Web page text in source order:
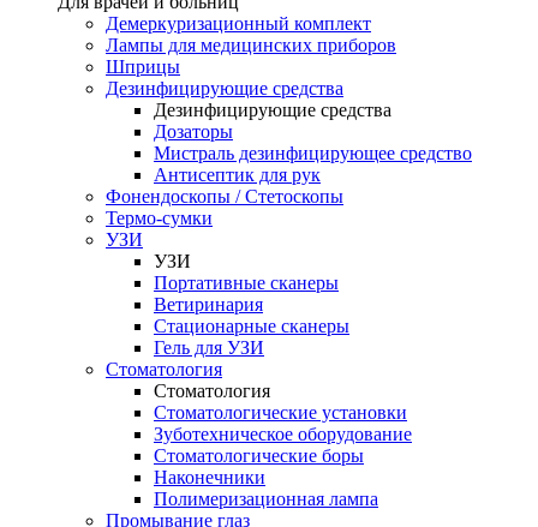
Демеркуризационный комплект
Лампы для медицинских приборов
Шприцы
Дезинфицирующие средства
Дезинфицирующие средства
Дозаторы
Мистраль дезинфицирующее средство
Антисептик для рук
Фонендоскопы / Стетоскопы
Термо-сумки
УЗИ
УЗИ
Портативные сканеры
Ветиринария
Стационарные сканеры
Гель для УЗИ
Стоматология
Стоматология
Стоматологические установки
Зуботехническое оборудование
Стоматологические боры
Наконечники
Полимеризационная лампа
Промывание глаз